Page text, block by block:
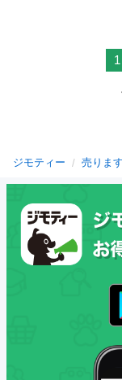
1
ジモティー 売りま